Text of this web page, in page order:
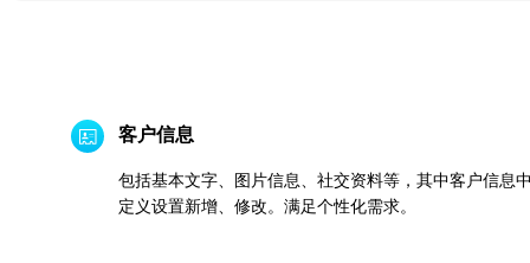
客户信息
包括基本文字、图片信息、社交资料等，其中客户信息
定义设置新增、修改。满足个性化需求。